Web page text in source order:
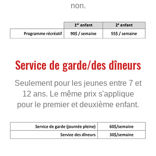
non.
Service de garde/des dîneurs
Seulement pour les jeunes entre 7 et
12 ans. Le même prix s'applique
pour le premier et deuxième enfant.